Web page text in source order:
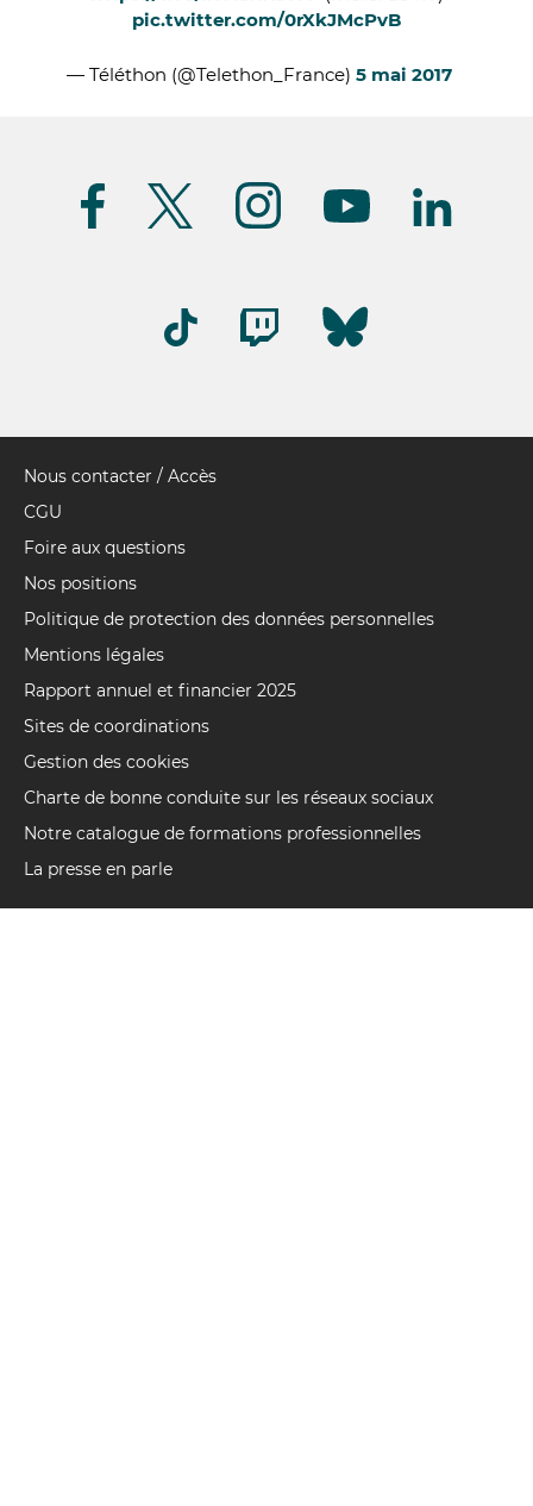
pic.twitter.com/0rXkJMcPvB
— Téléthon (@Telethon_France) 5 mai 2017
Pied
de
Nous contacter / Accès
CGU
Foire aux questions
Nos positions
Politique de protection des données personnelles
Mentions légales
Rapport annuel et financier 2025
Sites de coordinations
Gestion des cookies
Charte de bonne conduite sur les réseaux sociaux
Notre catalogue de formations professionnelles
La presse en parle